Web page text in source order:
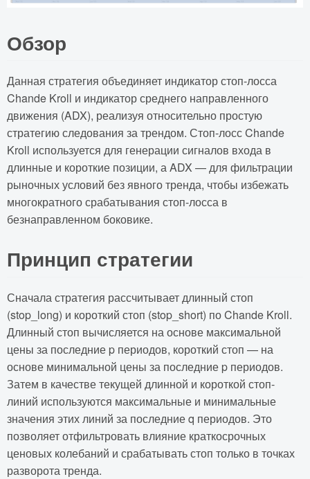
Обзор
Данная стратегия объединяет индикатор стоп-лосса
Chande Kroll и индикатор среднего направленного
движения (ADX), реализуя относительно простую
стратегию следования за трендом. Стоп-лосс Chande
Kroll используется для генерации сигналов входа в
длинные и короткие позиции, а ADX — для фильтрации
рыночных условий без явного тренда, чтобы избежать
многократного срабатывания стоп-лосса в
безнаправленном боковике.
Принцип стратегии
Сначала стратегия рассчитывает длинный стоп
(stop_long) и короткий стоп (stop_short) по Chande Kroll.
Длинный стоп вычисляется на основе максимальной
цены за последние p периодов, короткий стоп — на
основе минимальной цены за последние p периодов.
Затем в качестве текущей длинной и короткой стоп-
линий используются максимальные и минимальные
значения этих линий за последние q периодов. Это
позволяет отфильтровать влияние краткосрочных
ценовых колебаний и срабатывать стоп только в точках
разворота тренда.